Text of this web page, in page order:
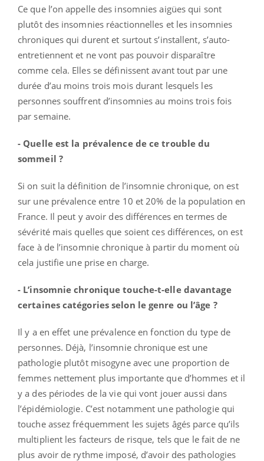
Ce que l’on appelle des insomnies aigües qui sont
plutôt des insomnies réactionnelles et les insomnies
chroniques qui durent et surtout s’installent, s’auto-
entretiennent et ne vont pas pouvoir disparaître
comme cela. Elles se définissent avant tout par une
durée d’au moins trois mois durant lesquels les
personnes souffrent d’insomnies au moins trois fois
par semaine.
- Quelle est la prévalence de ce trouble du
sommeil ?
Si on suit la définition de l’insomnie chronique, on est
sur une prévalence entre 10 et 20% de la population en
France. Il peut y avoir des différences en termes de
sévérité mais quelles que soient ces différences, on est
face à de l’insomnie chronique à partir du moment où
cela justifie une prise en charge.
- L’insomnie chronique touche-t-elle davantage
certaines catégories selon le genre ou l’âge ?
Il y a en effet une prévalence en fonction du type de
personnes. Déjà, l’insomnie chronique est une
pathologie plutôt misogyne avec une proportion de
femmes nettement plus importante que d’hommes et il
y a des périodes de la vie qui vont jouer aussi dans
l’épidémiologie. C’est notamment une pathologie qui
touche assez fréquemment les sujets âgés parce qu’ils
multiplient les facteurs de risque, tels que le fait de ne
plus avoir de rythme imposé, d’avoir des pathologies